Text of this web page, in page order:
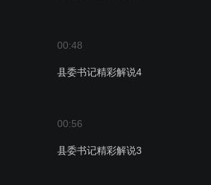
00:48
县委书记精彩解说4
00:56
县委书记精彩解说3